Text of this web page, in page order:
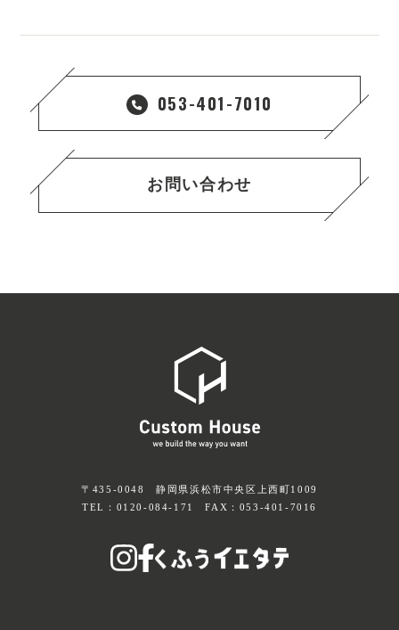
053-401-7010
お問い合わせ
〒435-0048 静岡県浜松市中央区上西町1009
TEL： 0120-084-171 FAX：053-401-7016